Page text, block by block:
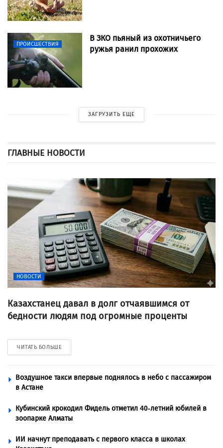
ПРОИСШЕСТВИЯ
В ЗКО пьяный из охотничьего
ружья ранил прохожих
ЗАГРУЗИТЬ ЕЩЕ
ГЛАВНЫЕ НОВОСТИ
НОВОСТИ
Казахстанец давал в долг отчаявшимся от
бедности людям под огромные проценты
ЧИТАТЬ БОЛЬШЕ
Воздушное такси впервые поднялось в небо с пассажиром
в Астане
Кубинский крокодил Фидель отметил 40-летний юбилей в
зоопарке Алматы
ИИ начнут преподавать с первого класса в школах